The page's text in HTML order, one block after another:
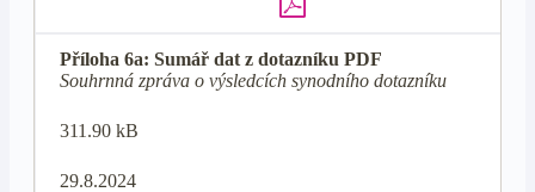
Příloha 6a: Sumář dat z dotazníku PDF
Souhrnná zpráva o výsledcích synodního dotazníku
311.90 kB
29.8.2024